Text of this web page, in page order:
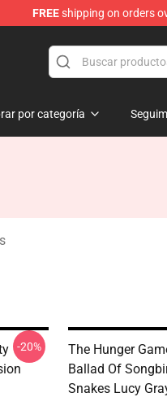
FREEshipping on orders
por categoría
-20%
The Hunger
Ballad Of
Snakes Lucy